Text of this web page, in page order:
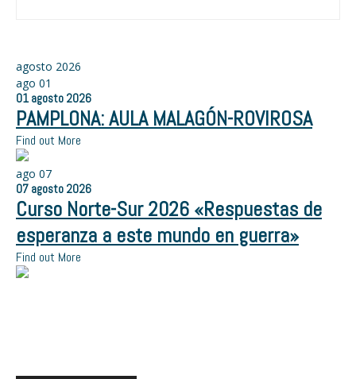
agosto 2026
ago 01
01 agosto 2026
PAMPLONA: AULA MALAGÓN-ROVIROSA
Find out More
ago 07
07 agosto 2026
Curso Norte-Sur 2026 «Respuestas de
esperanza a este mundo en guerra»
Find out More